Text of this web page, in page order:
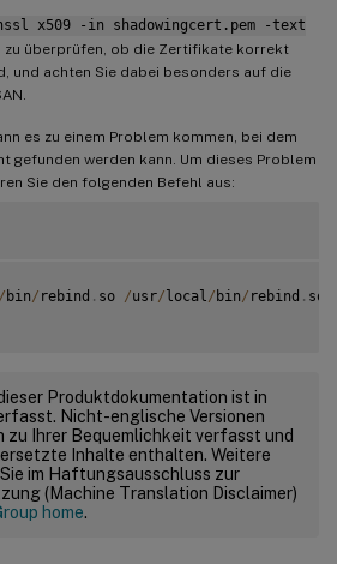
x509 -in shadowingcert.pem -text
zu überprüfen, ob die Zertifikate korrekt
und achten Sie dabei besonders auf die
es zu einem Problem kommen, bei dem
gefunden werden kann. Um dieses Problem
Sie den folgenden Befehl aus:
/ bin/ rebind . so /usr/local / bin/ rebind . so
Produktdokumentation ist in
Nicht-englische Versionen
zu Ihrer Bequemlichkeit verfasst und
Inhalte enthalten. Weitere
im Haftungsausschluss zur
(Machine Translation Disclaimer)
home.